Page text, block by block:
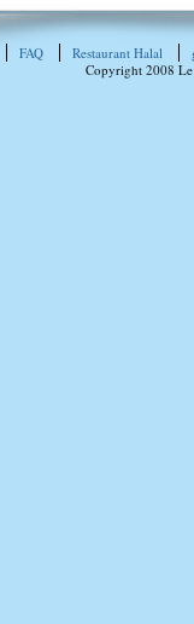
FAQ Restaurant Halal
Copyright 2008